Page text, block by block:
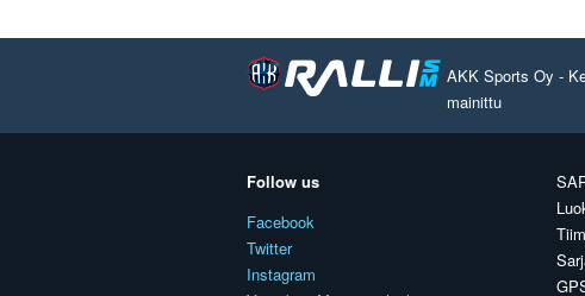
AKK Sports Oy -
mainittu
Follow us
Facebook
Twitter
Instagram